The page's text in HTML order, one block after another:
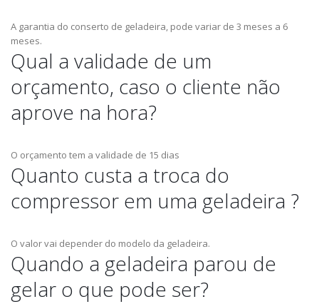
A garantia do conserto de geladeira, pode variar de 3 meses a 6
meses.
Qual a validade de um
orçamento, caso o cliente não
aprove na hora?
O orçamento tem a validade de 15 dias
Quanto custa a troca do
compressor em uma geladeira ?
O valor vai depender do modelo da geladeira.
Quando a geladeira parou de
gelar o que pode ser?